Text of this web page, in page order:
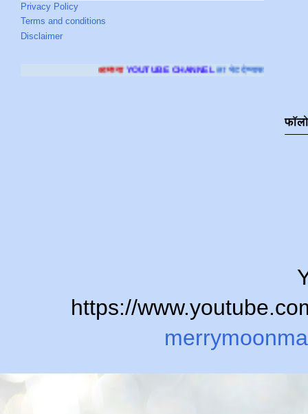
Privacy Policy
Terms and conditions
Disclaimer
YOUTUBE CHANNELला भेट देण्यासाठी क्लिक करा.
https://